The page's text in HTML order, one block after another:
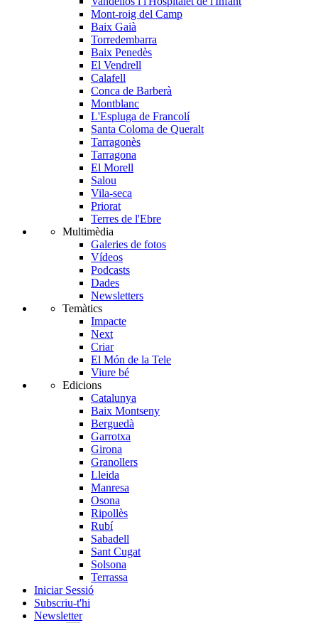
Mont-roig del Camp
Baix Gaià
Torredembarra
Baix Penedès
El Vendrell
Calafell
Conca de Barberà
Montblanc
L'Espluga de Francolí
Santa Coloma de Queralt
Tarragonès
Tarragona
El Morell
Salou
Vila-seca
Priorat
Terres de l'Ebre
Multimèdia
Galeries de fotos
Vídeos
Podcasts
Dades
Newsletters
Temàtics
Impacte
Next
Criar
El Món de la Tele
Viure bé
Edicions
Catalunya
Baix Montseny
Berguedà
Garrotxa
Girona
Granollers
Lleida
Manresa
Osona
Ripollès
Rubí
Sabadell
Sant Cugat
Solsona
Terrassa
Iniciar Sessió
Subscriu-t'hi
Newsletter